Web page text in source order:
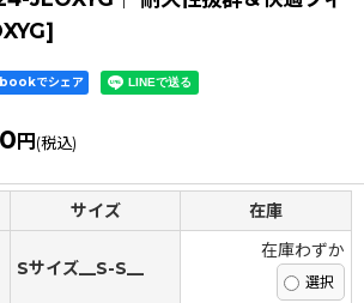
]
でシェア
円 (税込)
サイズ 在庫
Sサイズ__S-S__
在庫わずか